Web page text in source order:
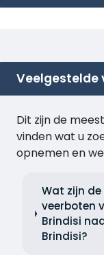
Veelgestelde
Dit zijn de
vinden wat u
opnemen en
Wat zijn
veerboten
Brindisi
Brindisi?